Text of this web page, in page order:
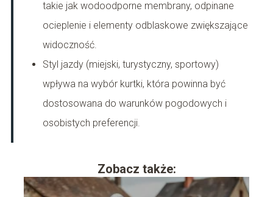
takie jak wodoodporne membrany, odpinane
ocieplenie i elementy odblaskowe zwiększające
widoczność.
Styl jazdy (miejski, turystyczny, sportowy)
wpływa na wybór kurtki, która powinna być
dostosowana do warunków pogodowych i
osobistych preferencji.
Zobacz także: